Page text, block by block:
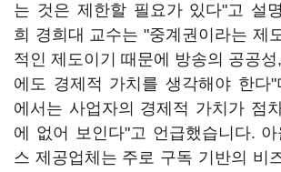
는 것은 제한할 필요가 있다"고 설
희 경희대 교수는 "중계권이라는 제
적인 제도이기 때문에 방송의 공공성
에도 경제적 가치를 생각해야 한다
에서는 사업자의 경제적 가치가 점
에 없어 보인다"고 언급했습니다. 아
스 제공업체는 주로 구독 기반의 비